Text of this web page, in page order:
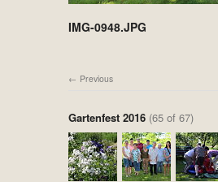
IMG-0948.JPG
Previous
Gartenfest 2016 (65 of 67)